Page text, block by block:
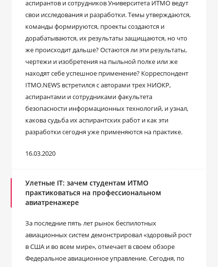
аспирантов и сотрудников Университета ИТМО ведут
свои исследования и разработки. Темы утверждаются,
команды формируются, проекты создаются и
дорабатываются, их результаты защищаются, но что
же происходит дальше? Остаются ли эти результаты,
чертежи и изобретения на пыльной полке или же
находят себе успешное применение? Корреспондент
ITMO.NEWS встретился с авторами трех НИОКР,
аспирантами и сотрудниками факультета
безопасности информационных технологий, и узнал,
какова судьба их аспирантских работ и как эти
разработки сегодня уже применяются на практике.
16.03.2020
Улетные IT: зачем студентам ИТМО
практиковаться на профессиональном
авиатренажере
За последние пять лет рынок беспилотных
авиационных систем демонстрировал «здоровый рост
в США и во всем мире», отмечает в своем обзоре
Федеральное авиационное управление. Сегодня, по